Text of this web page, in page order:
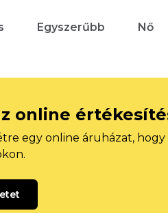
Egyszerűbb Nő
online
egy online áruházat, hogy